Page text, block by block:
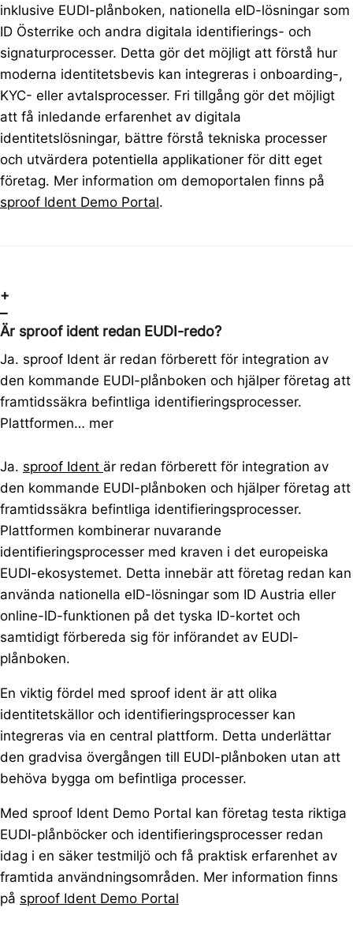
inklusive EUDI-plånboken, nationella eID-lösningar som
ID Österrike och andra digitala identifierings- och
signaturprocesser. Detta gör det möjligt att förstå hur
moderna identitetsbevis kan integreras i onboarding-,
KYC- eller avtalsprocesser. Fri tillgång gör det möjligt
att få inledande erfarenhet av digitala
identitetslösningar, bättre förstå tekniska processer
och utvärdera potentiella applikationer för ditt eget
företag. Mer information om demoportalen finns på
sproof Ident Demo Portal.
+
–
Är sproof ident redan EUDI-redo?
Ja. sproof Ident är redan förberett för integration av
den kommande EUDI-plånboken och hjälper företag att
framtidssäkra befintliga identifieringsprocesser.
Plattformen… mer
Ja. sproof Ident är redan förberett för integration av
den kommande EUDI-plånboken och hjälper företag att
framtidssäkra befintliga identifieringsprocesser.
Plattformen kombinerar nuvarande
identifieringsprocesser med kraven i det europeiska
EUDI-ekosystemet. Detta innebär att företag redan kan
använda nationella eID-lösningar som ID Austria eller
online-ID-funktionen på det tyska ID-kortet och
samtidigt förbereda sig för införandet av EUDI-
plånboken.
En viktig fördel med sproof ident är att olika
identitetskällor och identifieringsprocesser kan
integreras via en central plattform. Detta underlättar
den gradvisa övergången till EUDI-plånboken utan att
behöva bygga om befintliga processer.
Med sproof Ident Demo Portal kan företag testa riktiga
EUDI-plånböcker och identifieringsprocesser redan
idag i en säker testmiljö och få praktisk erfarenhet av
framtida användningsområden. Mer information finns
på sproof Ident Demo Portal